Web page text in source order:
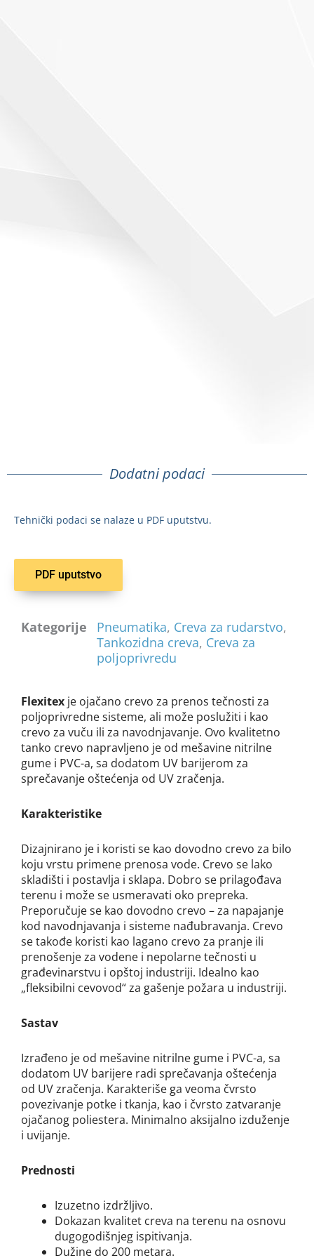
Dodatni podaci
Tehnički podaci se nalaze u PDF uputstvu.
PDF uputstvo
Kategorije Pneumatika, Creva za rudarstvo,
Tankozidna creva, Creva za
poljoprivredu
Flexitex je ojačano crevo za prenos tečnosti za
poljoprivredne sisteme, ali može poslužiti i kao
crevo za vuču ili za navodnjavanje. Ovo kvalitetno
tanko crevo napravljeno je od mešavine nitrilne
gume i PVC-a, sa dodatom UV barijerom za
sprečavanje oštećenja od UV zračenja.
Karakteristike
Dizajnirano je i koristi se kao dovodno crevo za bilo
koju vrstu primene prenosa vode. Crevo se lako
skladišti i postavlja i sklapa. Dobro se prilagođava
terenu i može se usmeravati oko prepreka.
Preporučuje se kao dovodno crevo – za napajanje
kod navodnjavanja i sisteme nađubravanja. Crevo
se takođe koristi kao lagano crevo za pranje ili
prenošenje za vodene i nepolarne tečnosti u
građevinarstvu i opštoj industriji. Idealno kao
„fleksibilni cevovod“ za gašenje požara u industriji.
Sastav
Izrađeno je od mešavine nitrilne gume i PVC-a, sa
dodatom UV barijere radi sprečavanja oštećenja
od UV zračenja. Karakteriše ga veoma čvrsto
povezivanje potke i tkanja, kao i čvrsto zatvaranje
ojačanog poliestera. Minimalno aksijalno izduženje
i uvijanje.
Prednosti
Izuzetno izdržljivo.
Dokazan kvalitet creva na terenu na osnovu
dugogodišnjeg ispitivanja.
Dužine do 200 metara.